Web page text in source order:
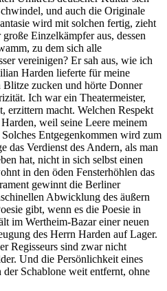
und auch die Originale
wird mit solchen fertig, zieht
Einzelkämpfer aus, dessen
zu dem sich alle
vereinigen? Er sah aus, wie ich
Harden lieferte für meine
zucken und hörte Donner
Ich war ein Theatermeister,
erzittern macht. Welchen Respekt
weil seine Leere meinem
Entgegenkommen wird zum
das Verdienst des Andern, als man
hat, nicht in sich selbst einen
in den öden Fensterhöhlen das
gewinnt die Berliner
Abwicklung des äußern
gibt, wenn es die Poesie in
im Wertheim-Bazar einer neuen
des Herrn Harden auf Lager.
Regisseurs sind zwar nicht
Und die Persönlichkeit eines
Schablone weit entfernt, ohne